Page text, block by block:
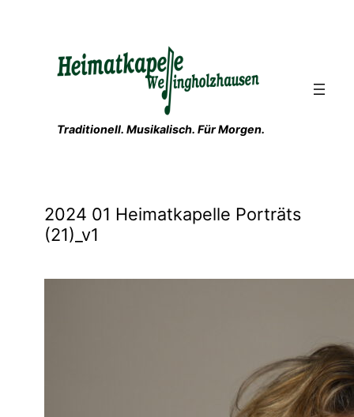
Traditionell. Musikalisch. Für Morgen.
2024 01 Heimatkapelle Porträts
(21)_v1